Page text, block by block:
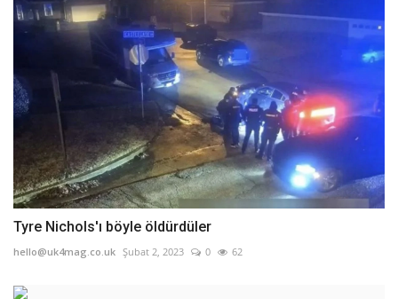
Tyre Nichols'ı böyle öldürdüler
hello@uk4mag.co.uk Şubat 2, 2023 0 62